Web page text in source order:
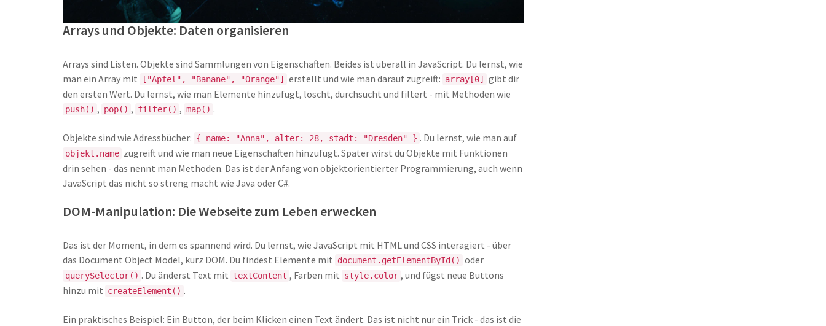
Arrays und Objekte: Daten organisieren
Arrays sind Listen. Objekte sind Sammlungen von Eigenschaften. Beides ist überall in JavaScript. Du lernst, wie
man ein Array mit
["Apfel", "Banane", "Orange"] erstellt und wie man darauf zugreift: array[0]
gibt dir
den ersten Wert. Du lernst, wie man Elemente hinzufügt, löscht, durchsucht und filtert - mit Methoden wie
push() , pop() , filter() , map() .
Objekte sind wie Adressbücher: { name: "Anna", alter: 28, stadt: "Dresden" } . Du lernst, wie man auf
objekt.name zugreift und wie man neue Eigenschaften hinzufügt. Später wirst du Objekte mit Funktionen
drin sehen - das nennt man Methoden. Das ist der Anfang von objektorientierter Programmierung, auch wenn
JavaScript das nicht so streng macht wie Java oder C#.
DOM-Manipulation: Die Webseite zum Leben erwecken
Das ist der Moment, in dem es spannend wird. Du lernst, wie JavaScript mit HTML und CSS interagiert - über
das Document Object Model, kurz DOM. Du findest Elemente mit document.getElementById() oder
querySelector() . Du änderst Text mit textContent , Farben mit style.color , und fügst neue Buttons
hinzu mit createElement() .
Ein praktisches Beispiel: Ein Button, der beim Klicken einen Text ändert. Das ist nicht nur ein Trick - das ist die